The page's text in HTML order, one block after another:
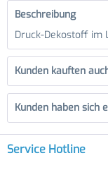
Beschreibung
Druck-Dekostoff im
Kunden kauften
Kunden haben sich
Service Hotline